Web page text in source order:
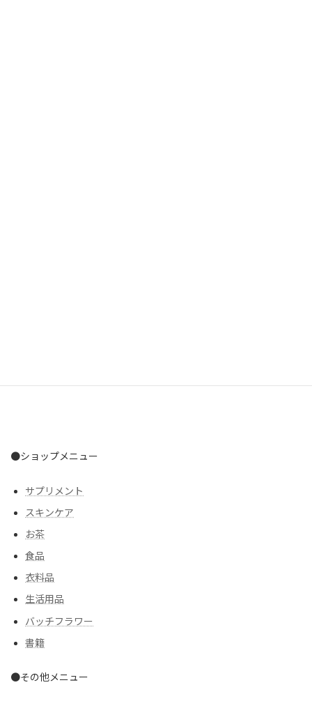
●ショップメニュー
サプリメント
スキンケア
お茶
食品
衣料品
生活用品
バッチフラワー
書籍
●その他メニュー